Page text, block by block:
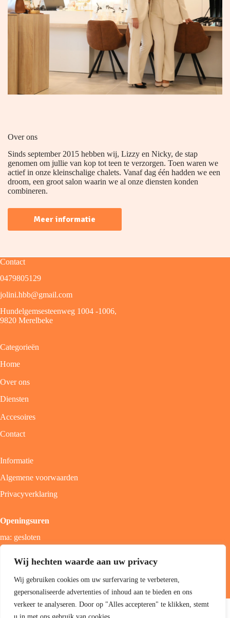
Wij hechten waarde aan uw privacy
Wij gebruiken cookies om uw surfervaring te verbeteren,
gepersonaliseerde advertenties of inhoud aan te bieden en ons
verkeer te analyseren. Door op "Alles accepteren" te klikken, stemt
Over ons
Sinds september 2015 hebben wij, Lizzy en Nicky, de stap
genomen om jullie van kop tot teen te verzorgen. Toen waren we
actief in onze kleinschalige chalets. Vanaf dag één hadden we een
droom, een groot salon waarin we al onze diensten konden
combineren.
Meer informatie
Contact
0479805129
jolini.hbb@gmail.com
Hundelgemsesteenweg 1004 -1006,
9820 Merelbeke
Categorieën
Home
Over ons
Diensten
Accesoires
Contact
Informatie
Algemene voorwaarden
Privacyverklaring
Openingsuren
ma: gesloten
zon; gesloten
Copyright 2026 Jolini hair & beauty boutique -Best4u Group
B.V.